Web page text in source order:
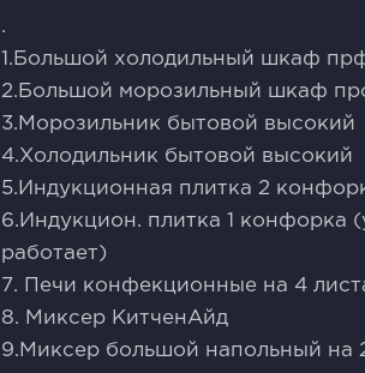
.
1.Большой холодильный шкаф
2.Большой морозильный шкаф
3.Морозильник бытовой высокий
4.Холодильник бытовой высокий
5.Индукционная плитка 2
6.Индукцион. плитка 1 конфорка
работает)
7. Печи конфекционные на 4
8. Миксер КитченАйд
9.Миксер большой напольный на